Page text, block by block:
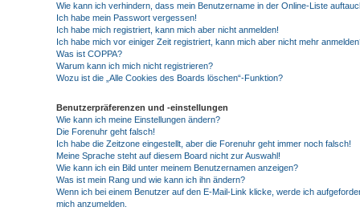
Wie kann ich verhindern, dass mein Benutzername in der Online-Liste
Ich habe mein Passwort vergessen!
Ich habe mich registriert, kann mich aber nicht anmelden!
Ich habe mich vor einiger Zeit registriert, kann mich aber nicht mehr
Was ist COPPA?
Warum kann ich mich nicht registrieren?
Wozu ist die „Alle Cookies des Boards löschen“-Funktion?
Benutzerpräferenzen und -einstellungen
Wie kann ich meine Einstellungen ändern?
Die Forenuhr geht falsch!
Ich habe die Zeitzone eingestellt, aber die Forenuhr geht immer noch falsch!
Meine Sprache steht auf diesem Board nicht zur Auswahl!
Wie kann ich ein Bild unter meinem Benutzernamen anzeigen?
Was ist mein Rang und wie kann ich ihn ändern?
Wenn ich bei einem Benutzer auf den E-Mail-Link klicke, werde ich
mich anzumelden.